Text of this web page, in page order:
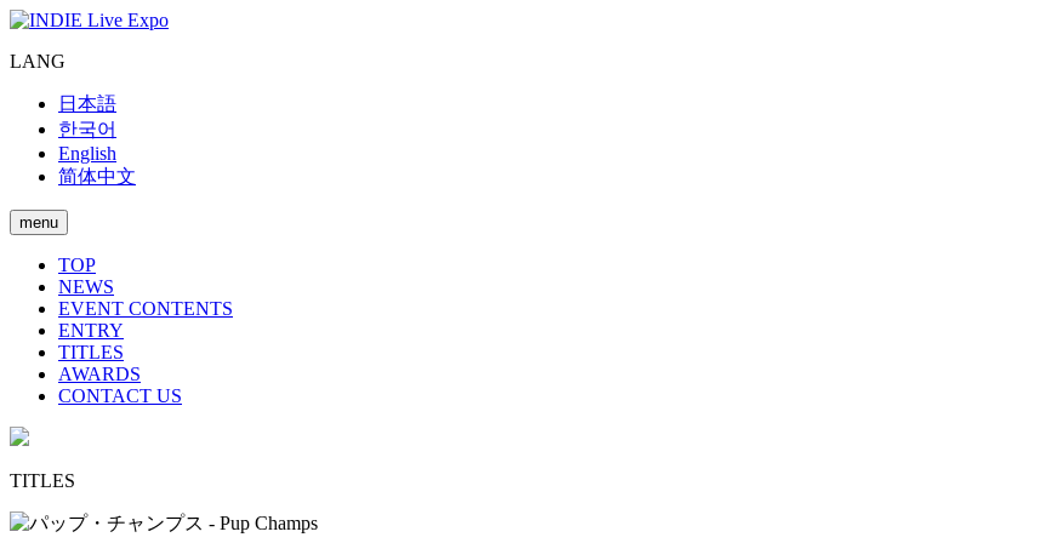
LANG
日本語
한국어
English
简体中文
menu
TOP
NEWS
EVENT CONTENTS
ENTRY
TITLES
AWARDS
CONTACT US
TITLES